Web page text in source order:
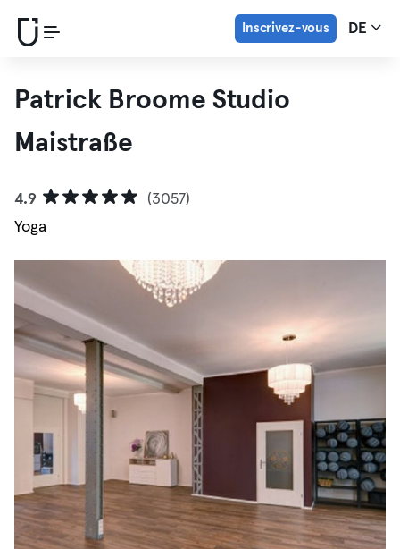
Inscrivez-vous DE
Patrick Broome Studio
Maistraße
4.9
(3057)
Yoga